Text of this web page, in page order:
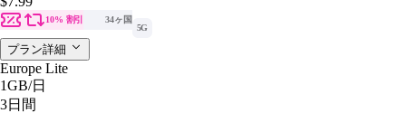
10% 割引
34ヶ国
5G
プラン詳細
Europe Lite
1GB/日
3日間